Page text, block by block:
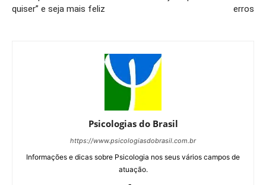
quiser” e seja mais feliz
erros
Psicologias do Brasil
https://www.psicologiasdobrasil.com.br
Informações e dicas sobre Psicologia nos seus vários campos de
atuação.